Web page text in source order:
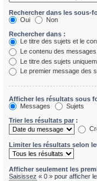
Rechercher dans les sous-
Oui
Non
Rechercher dans :
Le titre des sujets et le
Le contenu des
Le titre des sujets
Le premier message des
Afficher les résultats sous
Messages
Sujets
Trier les résultats par :
Limiter les résultats selon
Afficher seulement les
Saisissez « 0 » pour afficher